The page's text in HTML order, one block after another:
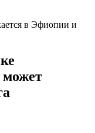
в Эфиопии и
может